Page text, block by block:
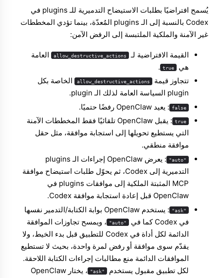
يُسمح افتراضيًا بطلبات الاستيضاح التدميرية للـ plugins في
Codex بالنسبة إلى الـ plugins المُعدّة، بينما تؤدي المخططات
غير الآمنة والملكية الملتبسة إلى الرفض الآمن:
القيمة الافتراضية لـ allow_destructive_actions العامة
هي
true
.
تتجاوز قيمة
allow_destructive_actions الخاصة بكل
plugin السياسة العامة لذلك الـ plugin.
false : يعيد OpenClaw رفضًا حتميًا.
true
: يقبل OpenClaw تلقائيًا فقط المخططات الآمنة
التي يستطيع تحويلها إلى استجابة موافقة، مثل حقل
موافقة منطقي.
"auto"
: يعرض OpenClaw إجراءات الـ plugins
التدميرية إلى Codex، ثم يحوّل طلبات استيضاح موافقة
MCP المثبتة الملكية إلى موافقات plugins في
OpenClaw قبل إعادة استجابة موافقة Codex.
"ask"
: يستخدم OpenClaw بوابة الكتابة/التدمير نفسها
في Codex كما في
"auto"
، ويمسح تجاوزات الموافقة
الدائمة لكل أداة في Codex للتطبيق قبل بدء الخيط، ولا
يقدّم سوى موافقة أو رفض لمرة واحدة، بحيث لا تستطيع
الموافقات الدائمة منع مطالبات إجراءات الكتابة اللاحقة.
لكل تطبيق مقبول يستخدم
"ask"
، يختار OpenClaw